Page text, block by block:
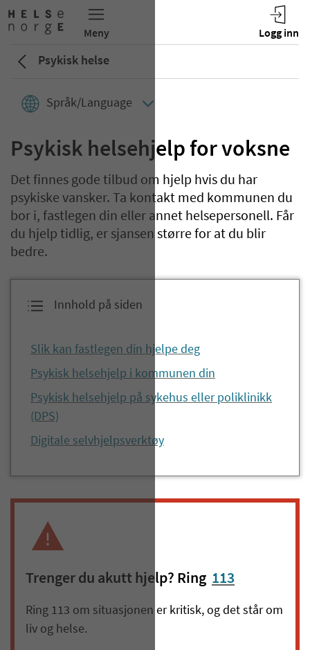
Psykisk helse
Språk/Language
Psykisk helsehjelp for voksne
Det finnes gode tilbud om hjelp hvis du har
psykiske vansker. Ta kontakt med kommunen du
bor i, fastlegen din eller annet helsepersonell. Får
du hjelp tidlig, er sjansen større for at du blir
bedre.
Innhold på siden
Slik kan fastlegen din hjelpe deg
Psykisk helsehjelp i kommunen din
Psykisk helsehjelp på sykehus eller poliklinikk
(DPS)
Digitale selvhjelpsverktøy
Trenger du akutt hjelp? Ring 113
Ring 113 om situasjonen er kritisk, og det står om
liv og helse.